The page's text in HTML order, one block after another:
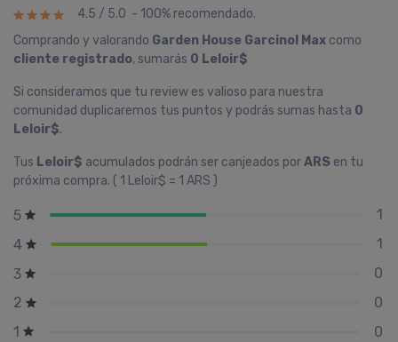
4.5 / 5.0 - 100% recomendado.
Comprando y valorando Garden House Garcinol Max como
cliente registrado, sumarás 0 Leloir$
Si consideramos que tu review es valioso para nuestra
comunidad duplicaremos tus puntos y podrás sumas hasta 0
Leloir$.
Tus Leloir$ acumulados podrán ser canjeados porARS en tu
próxima compra. ( 1 Leloir$ = 1 ARS )
5
1
4
1
3
0
2
0
1
0